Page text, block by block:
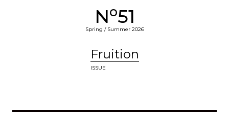
No51
Spring / Summer 2026
Fruition
ISSUE